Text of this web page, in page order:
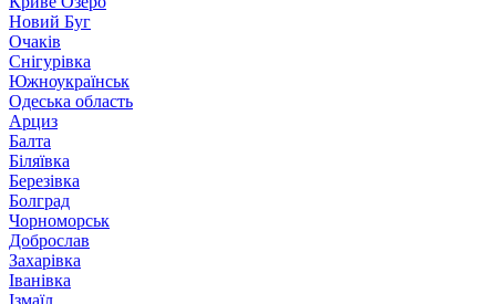
Новий Буг
Очаків
Снігурівка
Южноукраїнськ
Одеська область
Арциз
Балта
Біляївка
Березівка
Болград
Чорноморськ
Доброслав
Захарівка
Іванівка
Ізмаїл